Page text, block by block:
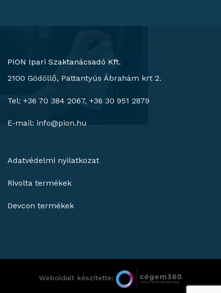
PION Ipari Szaktanácsadó Kft.
2100 Gödöllő, Pattantyús Ábrahám krt 2.
Tel: +36 70 384 2067, +36 30 951 2879
E-mail: info@pion.hu
Adatvédelmi nyilatkozat
Rivolta termékek
Devcon termékek
Weboldalt készítette: